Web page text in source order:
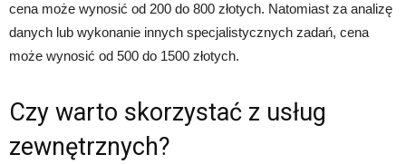
cena może wynosić od 200 do 800 złotych. Natomiast za analizę
danych lub wykonanie innych specjalistycznych zadań, cena
może wynosić od 500 do 1500 złotych.
Czy warto skorzystać z usług
zewnętrznych?